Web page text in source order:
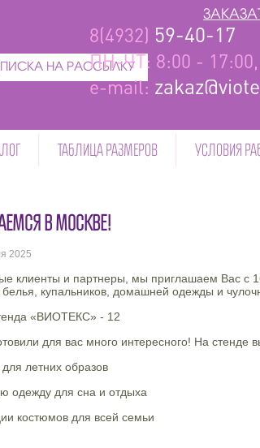
НА РАССЫЛКУ
8(4932) 59-40-17
ПН-ЧТ: 8:00 -
e-mail:
ТАБЛИЦА РАЗМЕРОВ УСЛОВИЯ
В МОСКВЕ!
2025
клиенты и партнеры, мы приглашаем Вас с
белья, купальников, домашней одежды и
«ВИОТЕКС» - 12
для вас много интересного! На
летних образов
одежду для сна и отдыха
костюмов для всей семьи